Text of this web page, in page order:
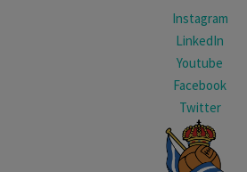
Instagram
LinkedIn
Youtube
Facebook
Twitter